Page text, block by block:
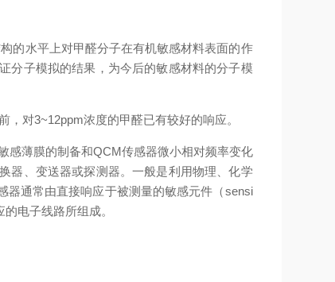
的水平上对甲醛分子在有机敏感材料表面的作
分子模拟的结果，为今后的敏感材料的分子模
对3~12ppm浓度的甲醛已有较好的响应。
薄膜的制备和QCM传感器微小相对频率变化
器、变送器或探测器。一般是利用物理、化学
器通常由直接响应于被测量的敏感元件（sensi
电子线路所组成。